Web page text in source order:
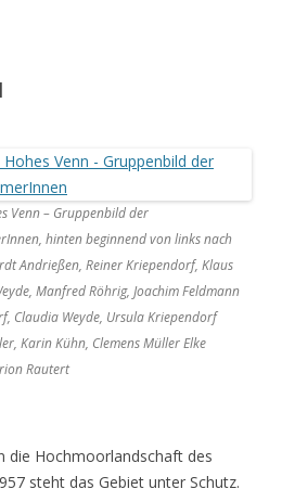
Venn – Gruppenbild der
hinten beginnend von links nach
Andrießen, Reiner Kriependorf, Klaus
Manfred Röhrig, Joachim Feldmann
Claudia Weyde, Ursula Kriependorf
Karin Kühn, Clemens Müller Elke
Rautert
die Hochmoorlandschaft des
steht das Gebiet unter Schutz.